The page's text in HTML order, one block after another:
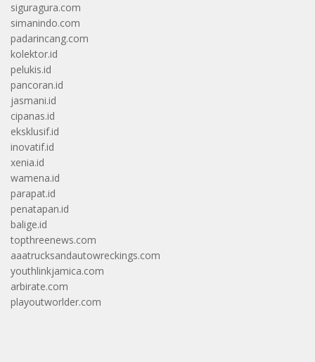
siguragura.com
simanindo.com
padarincang.com
kolektor.id
pelukis.id
pancoran.id
jasmani.id
cipanas.id
eksklusif.id
inovatif.id
xenia.id
wamena.id
parapat.id
penatapan.id
balige.id
topthreenews.com
aaatrucksandautowreckings.com
youthlinkjamica.com
arbirate.com
playoutworlder.com